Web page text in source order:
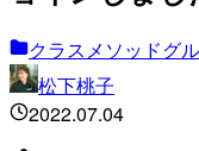
クラスメソッドグ
松下桃子
2022.07.04